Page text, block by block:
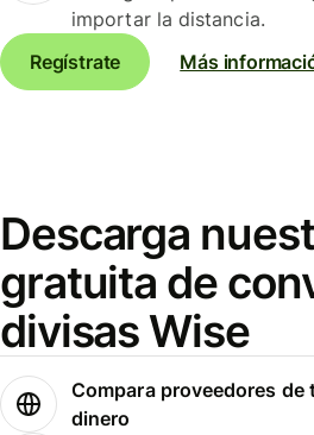
importar la distancia.
Regístrate
Más
Descarga
gratuita de
divisas Wise
Compara proveedores de
dinero